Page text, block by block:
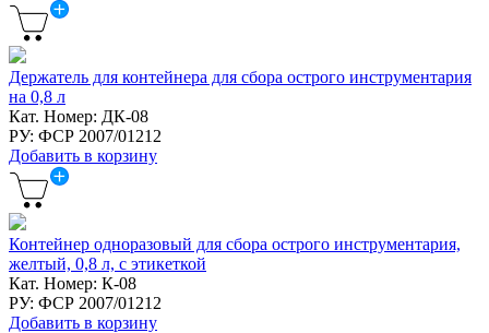
Держатель для контейнера для сбора острого инструментария
на 0,8 л
Кат. Номер: ДК-08
РУ: ФСР 2007/01212
Добавить в корзину
Контейнер одноразовый для сбора острого инструментария,
желтый, 0,8 л, с этикеткой
Кат. Номер: К-08
РУ: ФСР 2007/01212
Добавить в корзину